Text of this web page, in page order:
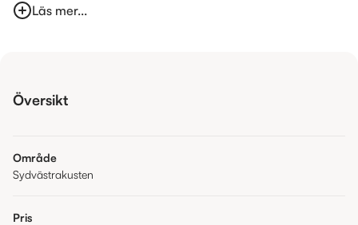
Läs mer...
Översikt
Område
Sydvästrakusten
Pris